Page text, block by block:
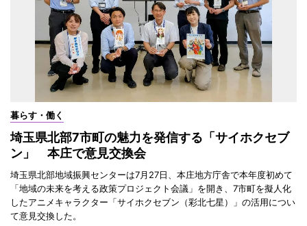
暮らす・働く
埼玉県北部7市町の魅力を発信する「サイホクセブ
ン」 本庄で意見交換会
埼玉県北部地域振興センターは7月27日、本庄地方庁舎で本年度初めて
「地域の未来を考える政策プロジェクト会議」を開き、7市町を擬人化
したアニメキャラクター「サイホクセブン（彩北七星）」の活用につい
て意見交換した。